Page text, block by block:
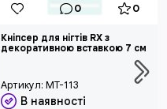
0 0
Кніпсер для нігтів RX з
декоративною вставкою 7 см
Артикул: MT-113
В наявності